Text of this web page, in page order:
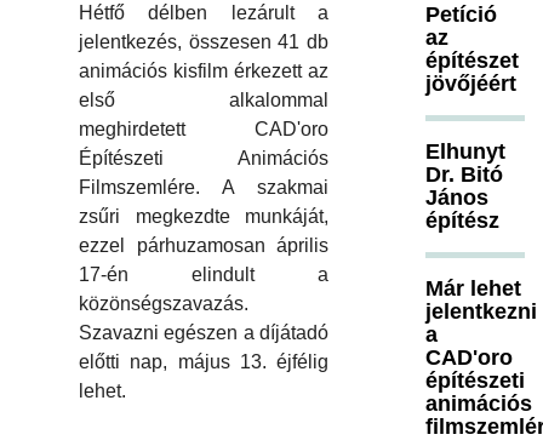
Hétfő délben lezárult a
jelentkezés, összesen 41 db
animációs kisfilm érkezett az
első alkalommal
meghirdetett CAD'oro
Építészeti Animációs
Filmszemlére. A szakmai
zsűri megkezdte munkáját,
ezzel párhuzamosan április
17-én elindult a
közönségszavazás.
Szavazni egészen a díjátadó
előtti nap, május 13. éjfélig
lehet.
Petíció
az
építészet
jövőjéért
Elhunyt
Dr. Bitó
János
építész
Már lehet
jelentkezni
a
CAD'oro
építészeti
animációs